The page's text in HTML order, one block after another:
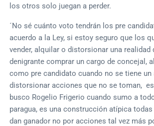
los otros solo juegan a perder.
´No sé cuánto voto tendrán los pre
acuerdo a la Ley, si estoy seguro que los
vender, alquilar o distorsionar una realidad
denigrante comprar un cargo de concejal,
como pre candidato cuando no se tiene
distorsionar acciones que no se toman,
busco Rogelio Frigerio cuando sumo a
paragua, es una construcción atípica
dan ganador no por acciones tal vez más